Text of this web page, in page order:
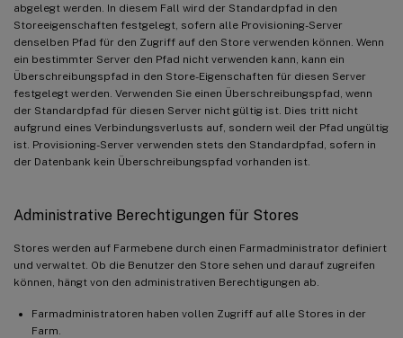
abgelegt werden. In diesem Fall wird der Standardpfad in den
Storeeigenschaften festgelegt, sofern alle Provisioning-Server
denselben Pfad für den Zugriff auf den Store verwenden können. Wenn
ein bestimmter Server den Pfad nicht verwenden kann, kann ein
Überschreibungspfad in den Store-Eigenschaften für diesen Server
festgelegt werden. Verwenden Sie einen Überschreibungspfad, wenn
der Standardpfad für diesen Server nicht gültig ist. Dies tritt nicht
aufgrund eines Verbindungsverlusts auf, sondern weil der Pfad ungültig
ist. Provisioning-Server verwenden stets den Standardpfad, sofern in
der Datenbank kein Überschreibungspfad vorhanden ist.
Administrative Berechtigungen für Stores
Stores werden auf Farmebene durch einen Farmadministrator definiert
und verwaltet. Ob die Benutzer den Store sehen und darauf zugreifen
können, hängt von den administrativen Berechtigungen ab.
Farmadministratoren haben vollen Zugriff auf alle Stores in der
Farm.